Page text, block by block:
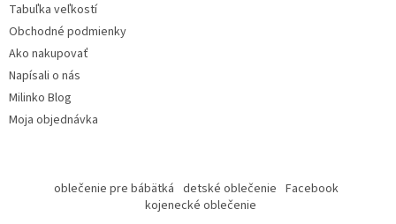
Tabuľka veľkostí
Obchodné podmienky
Ako nakupovať
Napísali o nás
Milinko Blog
Moja objednávka
oblečenie pre bábätká detské oblečenie Facebook
kojenecké oblečenie